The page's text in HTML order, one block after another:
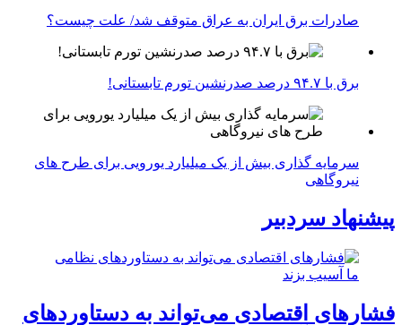
صادرات برق ایران به عراق متوقف شد/ علت چیست؟
برق با ۹۴.۷ درصد صدرنشین تورم تابستانی!
سرمایه گذاری بیش از یک میلیارد یورویی برای طرح های
نیروگاهی
پیشنهاد سردبیر
فشارهای اقتصادی می‌تواند به دستاوردهای